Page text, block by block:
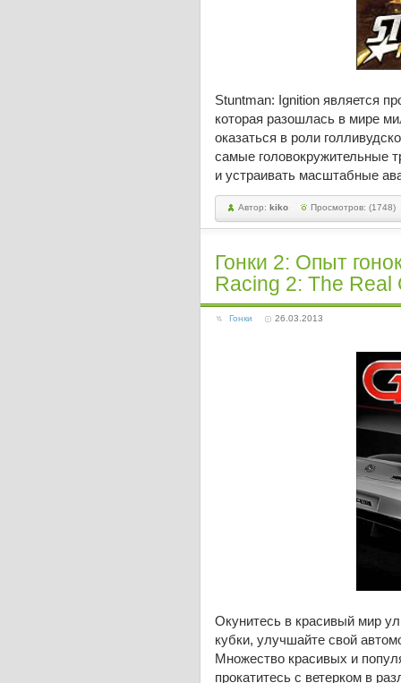
Stuntman: Ignition является
которая разошлась в мире
оказаться в роли
самые головокружительные
и устраивать масштабные
Автор: kiko Просмотров: (1748)
Гонки 2: Опыт
Racing 2: The Real
Гонки 26.03.2013
Окунитесь в красивый мир
кубки, улучшайте свой
Множество красивых и
прокатитесь с ветерком в